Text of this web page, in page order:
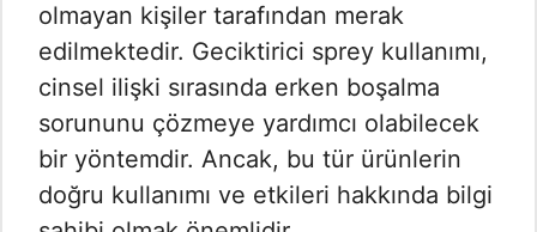
olmayan kişiler tarafından merak
edilmektedir. Geciktirici sprey kullanımı,
cinsel ilişki sırasında erken boşalma
sorununu çözmeye yardımcı olabilecek
bir yöntemdir. Ancak, bu tür ürünlerin
doğru kullanımı ve etkileri hakkında bilgi